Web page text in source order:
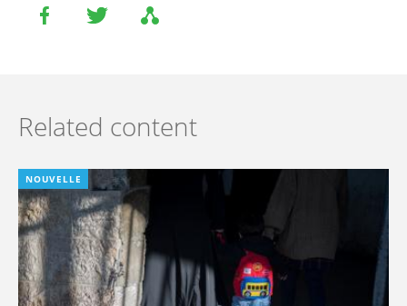
Related content
NOUVELLE